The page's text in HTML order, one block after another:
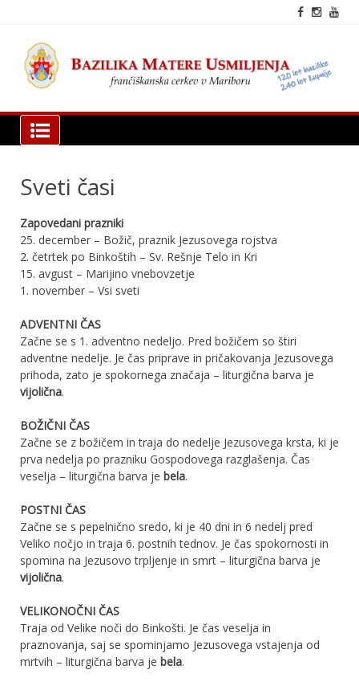
content
Bazilika Matere Usmiljenja
Sveti časi
Zapovedani prazniki
25. december – Božič, praznik Jezusovega rojstva
2. četrtek po Binkoštih – Sv. Rešnje Telo in Kri
15. avgust – Marijino vnebovzetje
1. november – Vsi sveti
ADVENTNI ČAS
Začne se s 1. adventno nedeljo. Pred božičem so štiri
adventne nedelje. Je čas priprave in pričakovanja Jezusovega
prihoda, zato je spokornega značaja – liturgična barva je
vijolična.
BOŽIČNI ČAS
Začne se z božičem in traja do nedelje Jezusovega krsta, ki je
prva nedelja po prazniku Gospodovega razglašenja. Čas
veselja – liturgična barva je bela.
POSTNI ČAS
Začne se s pepelnično sredo, ki je 40 dni in 6 nedelj pred
Veliko nočjo in traja 6. postnih tednov. Je čas spokornosti in
spomina na Jezusovo trpljenje in smrt – liturgična barva je
vijolična.
VELIKONOČNI ČAS
Traja od Velike noči do Binkošti. Je čas veselja in
praznovanja, saj se spominjamo Jezusovega vstajenja od
mrtvih – liturgična barva je bela.